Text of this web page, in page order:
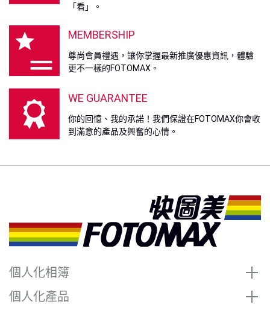
「看」。
MEMBERSHIP
尊尚會員禮遇，讓你掌握最新推廣優惠資訊，體驗
更不一樣的FOTOMAX。
WE GUARANTEE
你的回憶、我的承諾！我們保證在FOTOMAX你會收
到滿意的產品及興奮的心情。
個人化相簿
個人化產品